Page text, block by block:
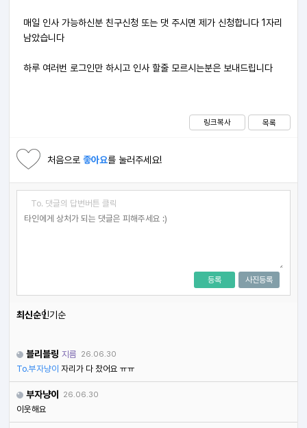
매일 인사 가능하신분 친구신청 또는 댓 주시면 제가 신청합니다 1자리
남았습니다
하루 여러번 로그인만 하시고 인사 할줄 모르시는분은 보내드립니다
링크복사 목록
처음으로좋아요를 눌러주세요!
To. 댓글의 답변버튼 클릭
사진등록
등록
최신순인기순
블리블링 지름 26.06.30
To.부자냥이 자리가 다 찼어요 ㅠㅠ
부자냥이 26.06.30
이웃해요